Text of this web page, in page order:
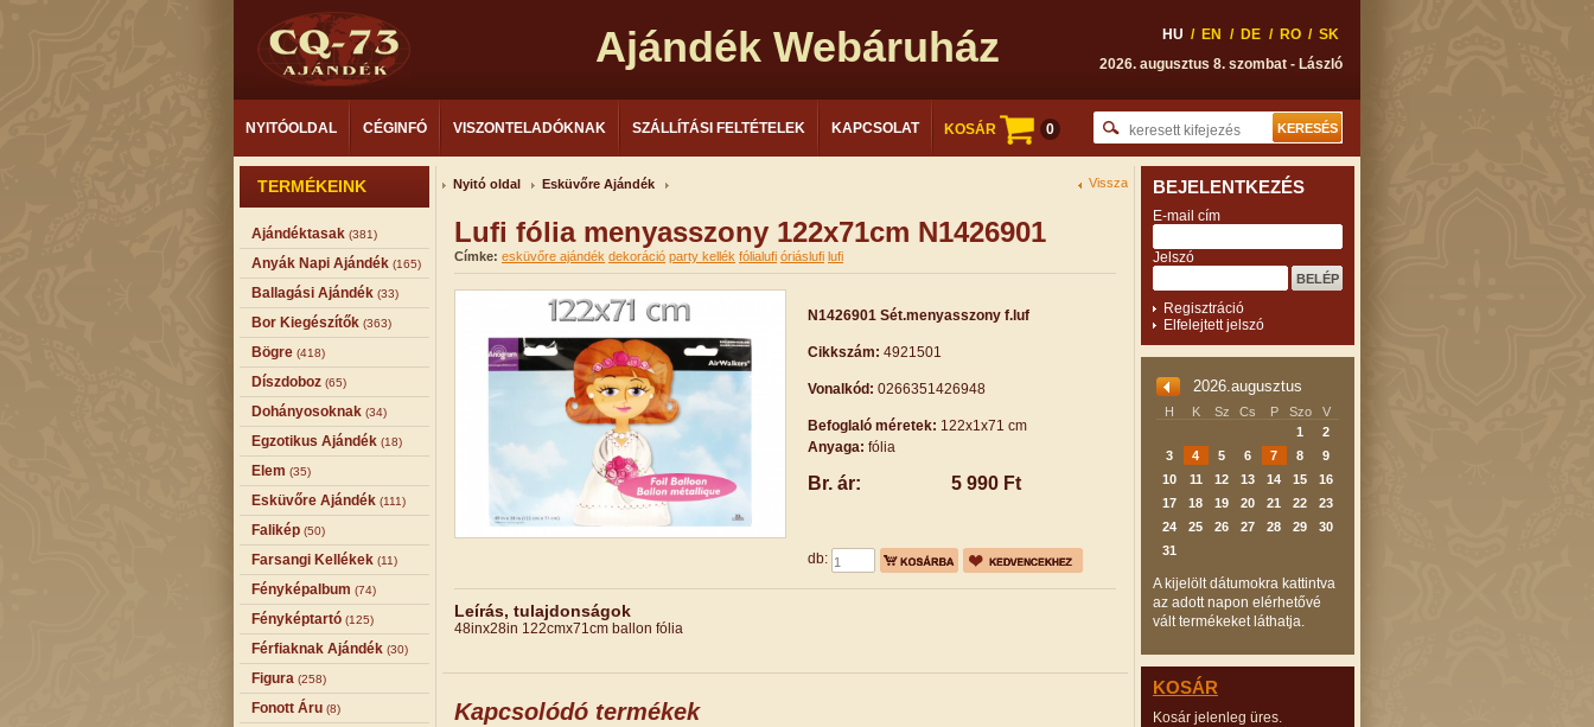
Ajándék Webáruház HU / EN / DE / RO / SK
2026. augusztus 8. szombat - László
NYITÓOLDAL CÉGINFÓ VISZONTELADÓKNAK SZÁLLÍTÁSI FELTÉTELEK KAPCSOLAT KOSÁR 0
TERMÉKEINK
Ajándéktasak (381)
Anyák Napi Ajándék (165)
Ballagási Ajándék (33)
Bor Kiegészítők (363)
Bögre (418)
Díszdoboz (65)
Dohányosoknak (34)
Egzotikus Ajándék (18)
Elem (35)
Esküvőre Ajándék (111)
Falikép (50)
Farsangi Kellékek (11)
Fényképalbum (74)
Fényképtartó (125)
Férfiaknak Ajándék (30)
Figura (258)
Fonott Áru (8)
Nyitó oldal Esküvőre Ajándék Vissza
Lufi fólia menyasszony 122x71cm N1426901
Címke: esküvőre ajándék dekoráció party kellék fólialufi óriáslufi lufi
N1426901 Sét.menyasszony f.luf
Cikkszám: 4921501
Vonalkód: 0266351426948
Befoglaló méretek: 122x1x71 cm
Anyaga: fólia
Br. ár: 5 990 Ft
db:
Leírás, tulajdonságok
48inx28in 122cmx71cm ballon fólia
Kapcsolódó termékek
BEJELENTKEZÉS
E-mail cím
Jelszó
Regisztráció
Elfelejtett jelszó
2026.augusztus
H K Sz Cs P Szo
V
1
2
3
4 5 6 7 8
9
10
11 12 13 14 15
16
17
18 19 20 21 22
23
24
25 26 27 28 29
30
31
A kijelölt dátumokra kattintva
az adott napon elérhetővé
vált termékeket láthatja.
KOSÁR
Kosár jelenleg üres.